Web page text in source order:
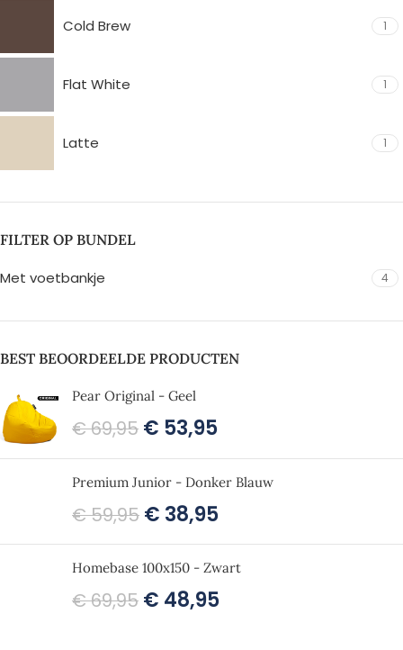
Cold Brew 1
Flat White 1
Latte 1
FILTER OP BUNDEL
Met voetbankje 4
BEST BEOORDEELDE PRODUCTEN
Pear Original - Geel
€69,95 € 53,95
Premium Junior - Donker Blauw
€59,95 € 38,95
Homebase 100x150 - Zwart
€69,95 € 48,95